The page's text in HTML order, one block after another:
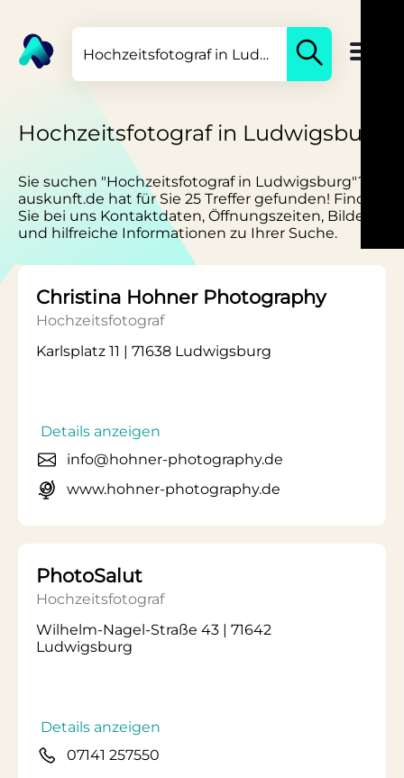
Hochzeitsfotograf in Ludwigsburg
Sie suchen "Hochzeitsfotograf in Ludwigsburg"?
auskunft.de hat für Sie 25 Treffer gefunden! Finden
Sie bei uns Kontaktdaten, Öffnungszeiten, Bilder
und hilfreiche Informationen zu Ihrer Suche.
Christina Hohner Photography
Hochzeitsfotograf
Karlsplatz 11 | 71638 Ludwigsburg
Details anzeigen
info@hohner-photography.de
www.hohner-photography.de
PhotoSalut
Hochzeitsfotograf
Wilhelm-Nagel-Straße 43 | 71642
Ludwigsburg
Details anzeigen
07141 257550